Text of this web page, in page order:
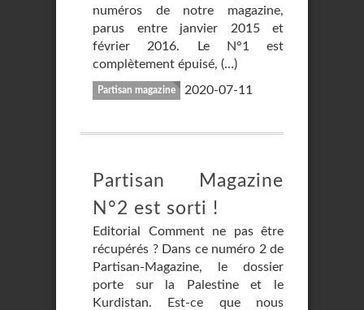
numéros de notre magazine,
parus entre janvier 2015 et
février 2016. Le N°1 est
complètement épuisé, (…)
Partisan magazine 2020-07-11
Partisan Magazine
N°2 est sorti !
Editorial Comment ne pas être
récupérés ? Dans ce numéro 2 de
Partisan-Magazine, le dossier
porte sur la Palestine et le
Kurdistan. Est-ce que nous